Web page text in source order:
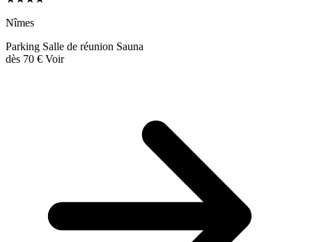
Nîmes
Parking Salle de réunion Sauna
dès 70 € Voir